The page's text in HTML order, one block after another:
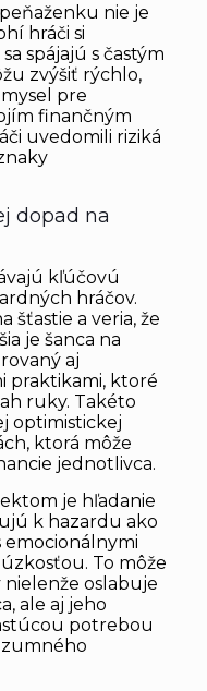
nie je
hráči si
spájajú s častým
zvýšiť rýchlo,
pre
finančným
uvedomili riziká
dopad na
kľúčovú
hráčov.
šťastie a veria, že
je šanca na
aj
praktikami, ktoré
ruky. Takéto
optimistickej
ktorá môže
jednotlivca.
je hľadanie
k hazardu ako
emocionálnymi
To môže
oslabuje
ale aj jeho
potrebou